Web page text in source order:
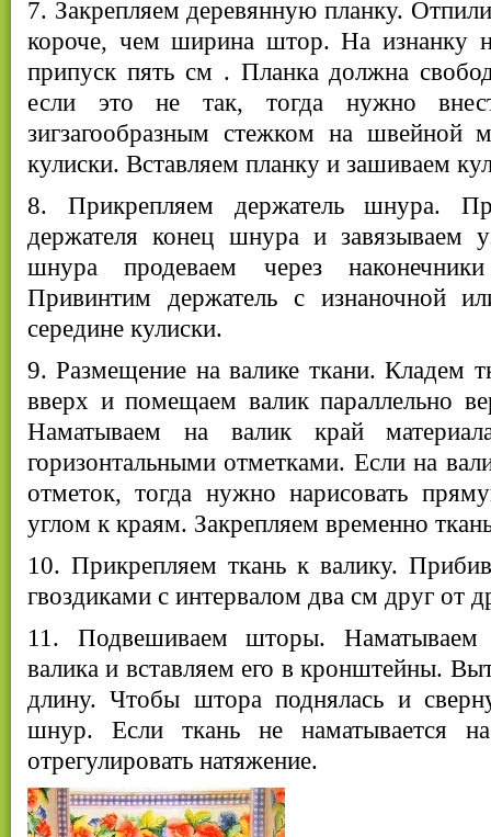
7. Закрепляем деревянную планку.
короче, чем ширина штор. На изнанку
припуск пять см . Планка должна
если это не так, тогда нужно
зигзагообразным стежком на швейной
кулиски. Вставляем планку и зашиваем
8. Прикрепляем держатель шнура.
держателя конец шнура и завязываем
шнура продеваем через
Привинтим держатель с изнаночной
середине кулиски.
9. Размещение на валике ткани. Кладем
вверх и помещаем валик параллельно
Наматываем на валик край
горизонтальными отметками. Если на
отметок, тогда нужно нарисовать
углом к краям. Закрепляем временно
10. Прикрепляем ткань к валику.
гвоздиками с интервалом два см друг от
11. Подвешиваем шторы. Наматываем
валика и вставляем его в кронштейны.
длину. Чтобы штора поднялась и
шнур. Если ткань не наматывается
отрегулировать натяжение.